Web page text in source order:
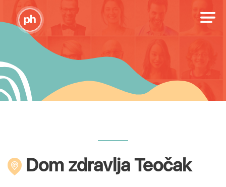
Dom zdravlja Teočak